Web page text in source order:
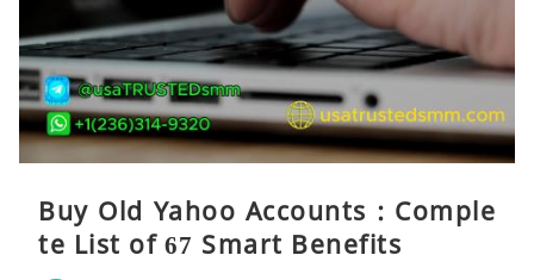
Buy Old Yahoo Accounts : Comple
te List of 67 Smart Benefits